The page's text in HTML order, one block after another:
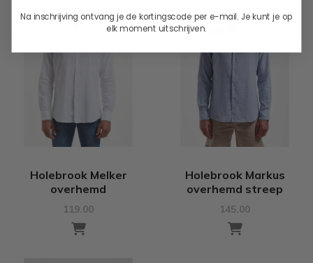
Holebrook Melker
overhemd
119.00
Holebrook Markus
overhemd streep
145.00
Na inschrijving ontvang je de kortingscode per e-mail. Je kunt je op
elk moment uitschrijven.